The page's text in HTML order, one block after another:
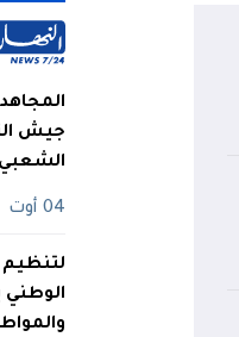
جيش
الشعبي
04 أوت
لتنظيم